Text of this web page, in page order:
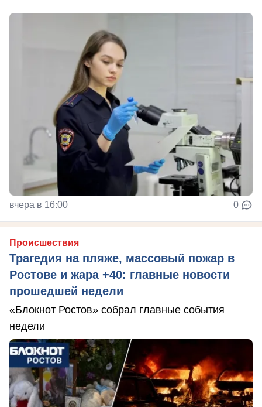
вчера в 16:00 0
Происшествия
Трагедия на пляже, массовый пожар в
Ростове и жара +40: главные новости
прошедшей недели
«Блокнот Ростов» собрал главные события
недели